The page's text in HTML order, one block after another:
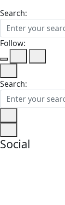
Search:
Follow:
Search:
Social